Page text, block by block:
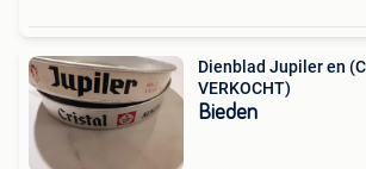
Dienblad Jupiler en
VERKOCHT)
Bieden